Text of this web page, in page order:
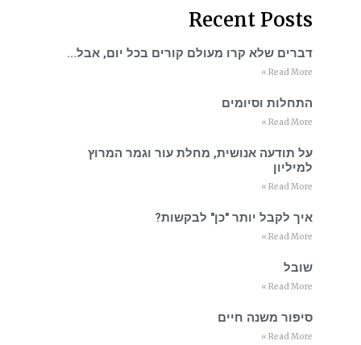
Recent Posts
דברים שלא קרו מעולם קורים בכל יום, אבל…
Read More »
התחלות וסיומים
Read More »
על תודעה אנושית, מחלת עור וגמר המרוץ
למיליון
Read More »
איך לקבל יותר "כן" לבקשות?
Read More »
שובל
Read More »
סיפור משנה חיים
Read More »